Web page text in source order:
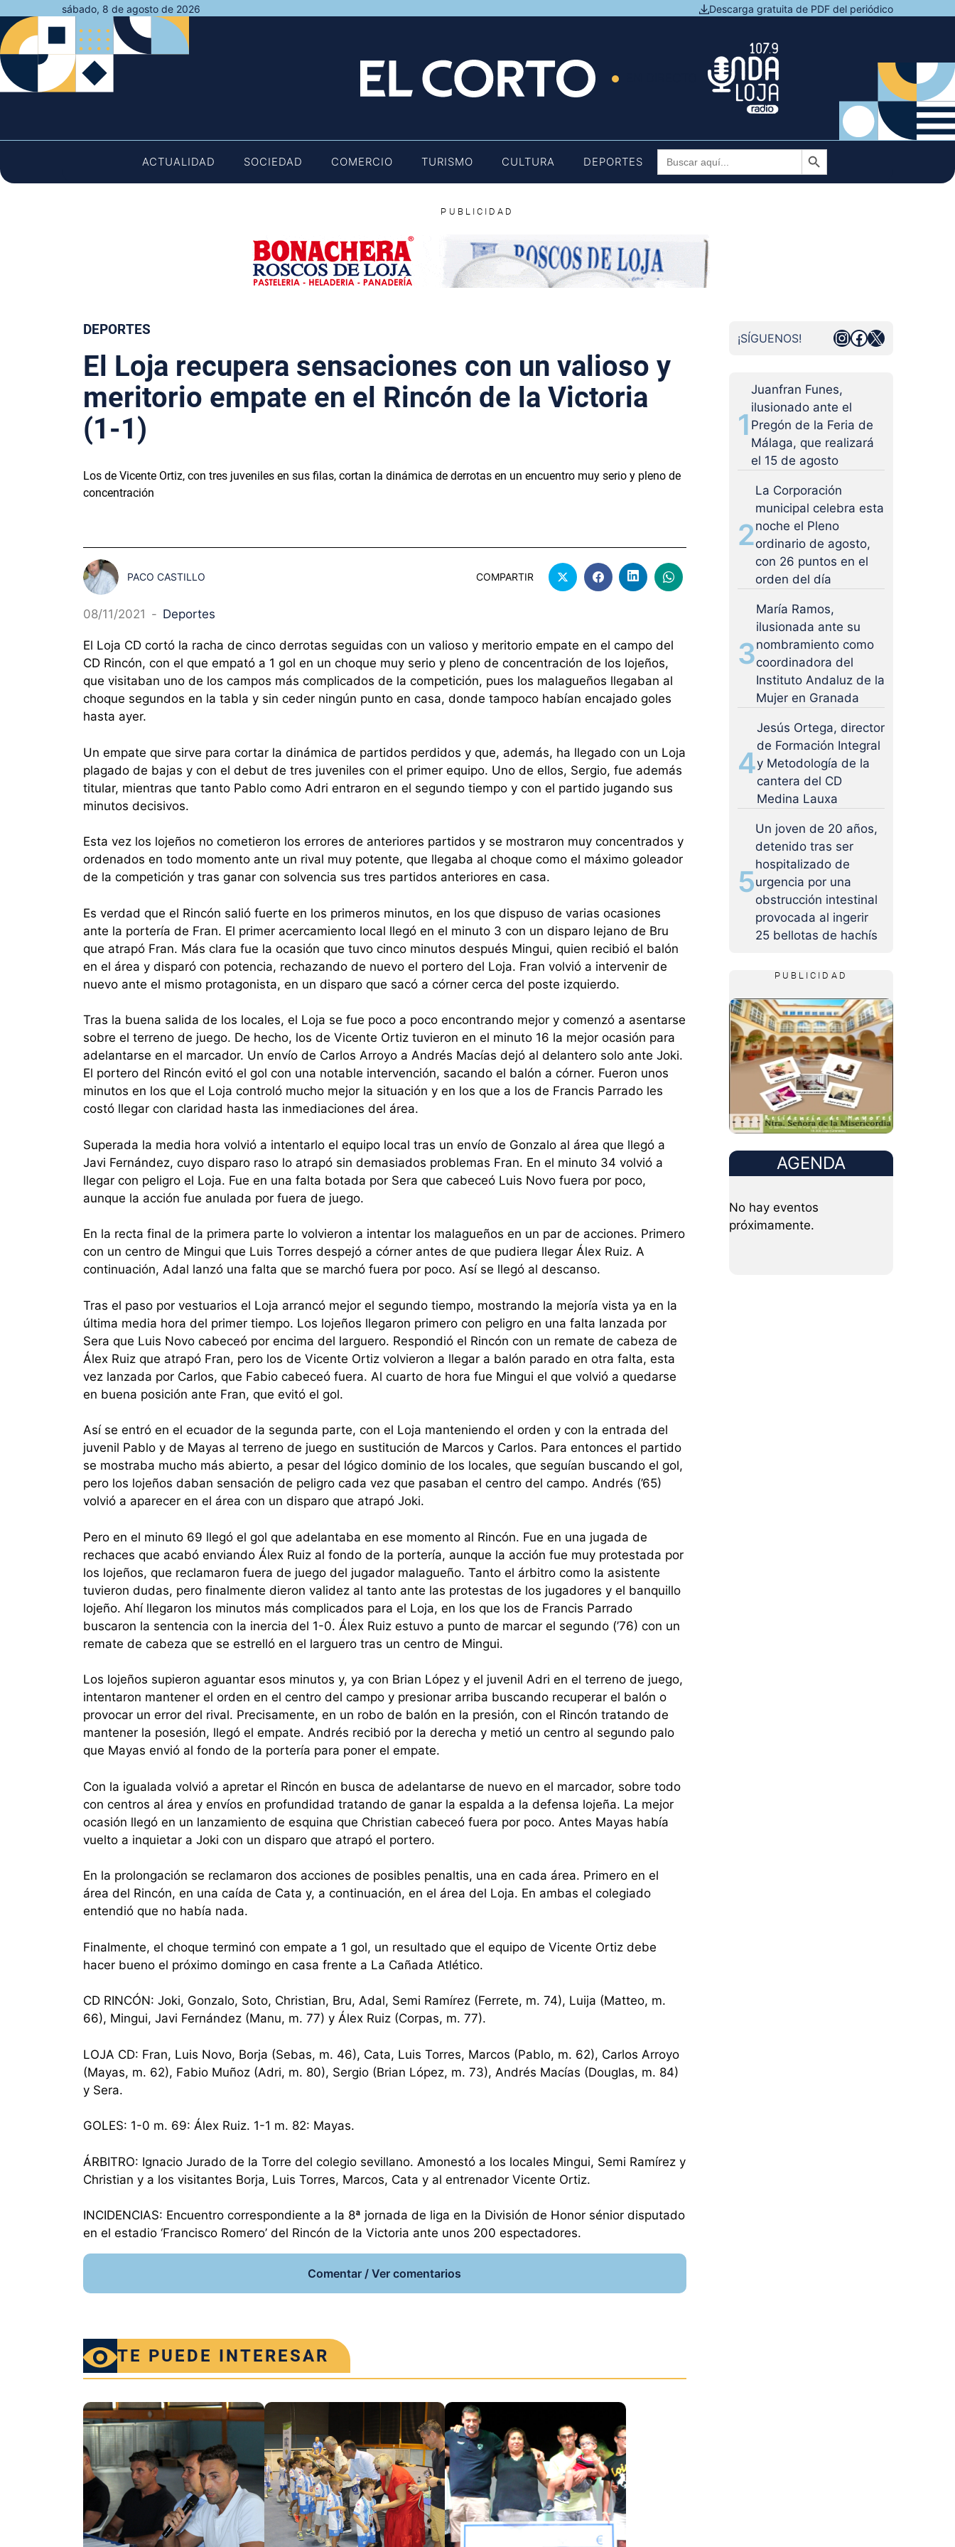
al
contenido
sábado, 8 de agosto de 2026 Descarga gratuita de PDF del periódico
ACTUALIDAD SOCIEDAD COMERCIO TURISMO CULTURA DEPORTES
Buscar: Botón de búsqueda
PUBLICIDAD
DEPORTES
El Loja recupera sensaciones con un valioso y
meritorio empate en el Rincón de la Victoria
(1-1)
Los de Vicente Ortiz, con tres juveniles en sus filas, cortan la dinámica de derrotas en un encuentro muy serio y pleno de
concentración
PACO CASTILLO COMPARTIR
08/11/2021 - Deportes
El Loja CD cortó la racha de cinco derrotas seguidas con un valioso y meritorio empate en el campo del
CD Rincón, con el que empató a 1 gol en un choque muy serio y pleno de concentración de los lojeños,
que visitaban uno de los campos más complicados de la competición, pues los malagueños llegaban al
choque segundos en la tabla y sin ceder ningún punto en casa, donde tampoco habían encajado goles
hasta ayer.
Un empate que sirve para cortar la dinámica de partidos perdidos y que, además, ha llegado con un Loja
plagado de bajas y con el debut de tres juveniles con el primer equipo. Uno de ellos, Sergio, fue además
titular, mientras que tanto Pablo como Adri entraron en el segundo tiempo y con el partido jugando sus
minutos decisivos.
Esta vez los lojeños no cometieron los errores de anteriores partidos y se mostraron muy concentrados y
ordenados en todo momento ante un rival muy potente, que llegaba al choque como el máximo goleador
de la competición y tras ganar con solvencia sus tres partidos anteriores en casa.
Es verdad que el Rincón salió fuerte en los primeros minutos, en los que dispuso de varias ocasiones
ante la portería de Fran. El primer acercamiento local llegó en el minuto 3 con un disparo lejano de Bru
que atrapó Fran. Más clara fue la ocasión que tuvo cinco minutos después Mingui, quien recibió el balón
en el área y disparó con potencia, rechazando de nuevo el portero del Loja. Fran volvió a intervenir de
nuevo ante el mismo protagonista, en un disparo que sacó a córner cerca del poste izquierdo.
Tras la buena salida de los locales, el Loja se fue poco a poco encontrando mejor y comenzó a asentarse
sobre el terreno de juego. De hecho, los de Vicente Ortiz tuvieron en el minuto 16 la mejor ocasión para
adelantarse en el marcador. Un envío de Carlos Arroyo a Andrés Macías dejó al delantero solo ante Joki.
El portero del Rincón evitó el gol con una notable intervención, sacando el balón a córner. Fueron unos
minutos en los que el Loja controló mucho mejor la situación y en los que a los de Francis Parrado les
costó llegar con claridad hasta las inmediaciones del área.
Superada la media hora volvió a intentarlo el equipo local tras un envío de Gonzalo al área que llegó a
Javi Fernández, cuyo disparo raso lo atrapó sin demasiados problemas Fran. En el minuto 34 volvió a
llegar con peligro el Loja. Fue en una falta botada por Sera que cabeceó Luis Novo fuera por poco,
aunque la acción fue anulada por fuera de juego.
En la recta final de la primera parte lo volvieron a intentar los malagueños en un par de acciones. Primero
con un centro de Mingui que Luis Torres despejó a córner antes de que pudiera llegar Álex Ruiz. A
continuación, Adal lanzó una falta que se marchó fuera por poco. Así se llegó al descanso.
Tras el paso por vestuarios el Loja arrancó mejor el segundo tiempo, mostrando la mejoría vista ya en la
última media hora del primer tiempo. Los lojeños llegaron primero con peligro en una falta lanzada por
Sera que Luis Novo cabeceó por encima del larguero. Respondió el Rincón con un remate de cabeza de
Álex Ruiz que atrapó Fran, pero los de Vicente Ortiz volvieron a llegar a balón parado en otra falta, esta
vez lanzada por Carlos, que Fabio cabeceó fuera. Al cuarto de hora fue Mingui el que volvió a quedarse
en buena posición ante Fran, que evitó el gol.
Así se entró en el ecuador de la segunda parte, con el Loja manteniendo el orden y con la entrada del
juvenil Pablo y de Mayas al terreno de juego en sustitución de Marcos y Carlos. Para entonces el partido
se mostraba mucho más abierto, a pesar del lógico dominio de los locales, que seguían buscando el gol,
pero los lojeños daban sensación de peligro cada vez que pasaban el centro del campo. Andrés (’65)
volvió a aparecer en el área con un disparo que atrapó Joki.
Pero en el minuto 69 llegó el gol que adelantaba en ese momento al Rincón. Fue en una jugada de
rechaces que acabó enviando Álex Ruiz al fondo de la portería, aunque la acción fue muy protestada por
los lojeños, que reclamaron fuera de juego del jugador malagueño. Tanto el árbitro como la asistente
tuvieron dudas, pero finalmente dieron validez al tanto ante las protestas de los jugadores y el banquillo
lojeño. Ahí llegaron los minutos más complicados para el Loja, en los que los de Francis Parrado
buscaron la sentencia con la inercia del 1-0. Álex Ruiz estuvo a punto de marcar el segundo (’76) con un
remate de cabeza que se estrelló en el larguero tras un centro de Mingui.
Los lojeños supieron aguantar esos minutos y, ya con Brian López y el juvenil Adri en el terreno de juego,
intentaron mantener el orden en el centro del campo y presionar arriba buscando recuperar el balón o
provocar un error del rival. Precisamente, en un robo de balón en la presión, con el Rincón tratando de
mantener la posesión, llegó el empate. Andrés recibió por la derecha y metió un centro al segundo palo
que Mayas envió al fondo de la portería para poner el empate.
Con la igualada volvió a apretar el Rincón en busca de adelantarse de nuevo en el marcador, sobre todo
con centros al área y envíos en profundidad tratando de ganar la espalda a la defensa lojeña. La mejor
ocasión llegó en un lanzamiento de esquina que Christian cabeceó fuera por poco. Antes Mayas había
vuelto a inquietar a Joki con un disparo que atrapó el portero.
En la prolongación se reclamaron dos acciones de posibles penaltis, una en cada área. Primero en el
área del Rincón, en una caída de Cata y, a continuación, en el área del Loja. En ambas el colegiado
entendió que no había nada.
Finalmente, el choque terminó con empate a 1 gol, un resultado que el equipo de Vicente Ortiz debe
hacer bueno el próximo domingo en casa frente a La Cañada Atlético.
CD RINCÓN: Joki, Gonzalo, Soto, Christian, Bru, Adal, Semi Ramírez (Ferrete, m. 74), Luija (Matteo, m.
66), Mingui, Javi Fernández (Manu, m. 77) y Álex Ruiz (Corpas, m. 77).
LOJA CD: Fran, Luis Novo, Borja (Sebas, m. 46), Cata, Luis Torres, Marcos (Pablo, m. 62), Carlos Arroyo
(Mayas, m. 62), Fabio Muñoz (Adri, m. 80), Sergio (Brian López, m. 73), Andrés Macías (Douglas, m. 84)
y Sera.
GOLES: 1-0 m. 69: Álex Ruiz. 1-1 m. 82: Mayas.
ÁRBITRO: Ignacio Jurado de la Torre del colegio sevillano. Amonestó a los locales Mingui, Semi Ramírez y
Christian y a los visitantes Borja, Luis Torres, Marcos, Cata y al entrenador Vicente Ortiz.
INCIDENCIAS: Encuentro correspondiente a la 8ª jornada de liga en la División de Honor sénior disputado
en el estadio ‘Francisco Romero’ del Rincón de la Victoria ante unos 200 espectadores.
Comentar / Ver comentarios
TE PUEDE INTERESAR
¡SÍGUENOS! Instagram
Facebook
X
1
Juanfran Funes,
ilusionado ante el
Pregón de la Feria de
Málaga, que realizará
el 15 de agosto
2
La Corporación
municipal celebra esta
noche el Pleno
ordinario de agosto,
con 26 puntos en el
orden del día
3
María Ramos,
ilusionada ante su
nombramiento como
coordinadora del
Instituto Andaluz de la
Mujer en Granada
4
Jesús Ortega, director
de Formación Integral
y Metodología de la
cantera del CD
Medina Lauxa
5
Un joven de 20 años,
detenido tras ser
hospitalizado de
urgencia por una
obstrucción intestinal
provocada al ingerir
25 bellotas de hachís
PUBLICIDAD
AGENDA
No hay eventos
próximamente.